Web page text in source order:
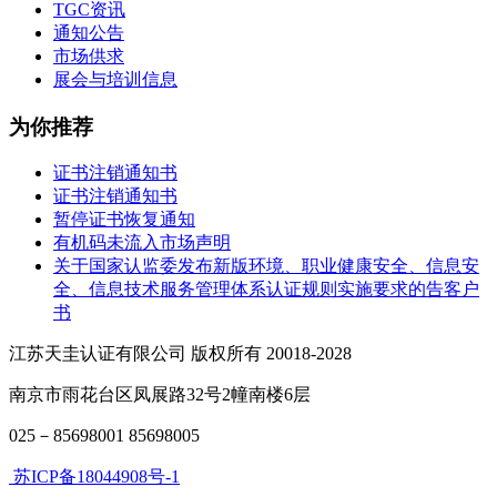
TGC资讯
通知公告
市场供求
展会与培训信息
为你推荐
证书注销通知书
证书注销通知书
暂停证书恢复通知
有机码未流入市场声明
关于国家认监委发布新版环境、职业健康安全、信息安
全、信息技术服务管理体系认证规则实施要求的告客户
书
江苏天圭认证有限公司 版权所有 20018-2028
南京市雨花台区凤展路32号2幢南楼6层
025－85698001 85698005
苏ICP备18044908号-1